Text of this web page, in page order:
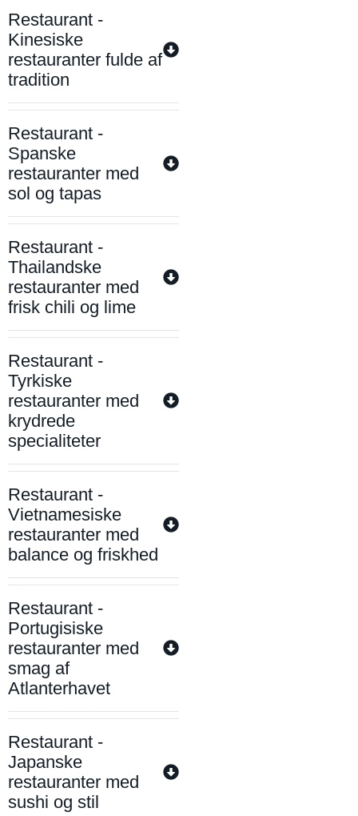
Restaurant -
Kinesiske
restauranter fulde af
tradition
Restaurant -
Spanske
restauranter med
sol og tapas
Restaurant -
Thailandske
restauranter med
frisk chili og lime
Restaurant -
Tyrkiske
restauranter med
krydrede
specialiteter
Restaurant -
Vietnamesiske
restauranter med
balance og friskhed
Restaurant -
Portugisiske
restauranter med
smag af
Atlanterhavet
Restaurant -
Japanske
restauranter med
sushi og stil